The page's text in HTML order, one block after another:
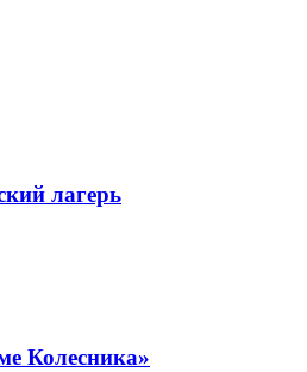
лагерь
Колесника»